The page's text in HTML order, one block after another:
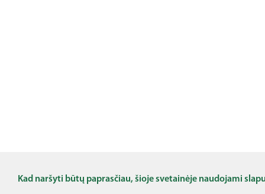
Kad naršyti būtų paprasčiau, šioje svetainėje naudojami